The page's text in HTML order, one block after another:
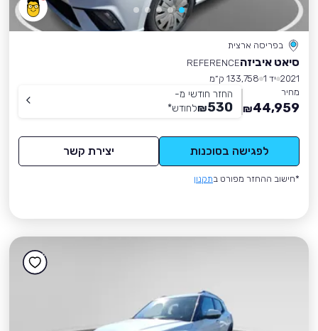
בפריסה ארצית
סיאט איביזהREFERENCE
2021 יד 1
133,758 ק״מ
מחיר
44,959
₪
החזר חודשי מ-
530
₪לחודש*
לפגישה בסוכנות יצירת קשר
*חישוב ההחזר מפורט בתקנון